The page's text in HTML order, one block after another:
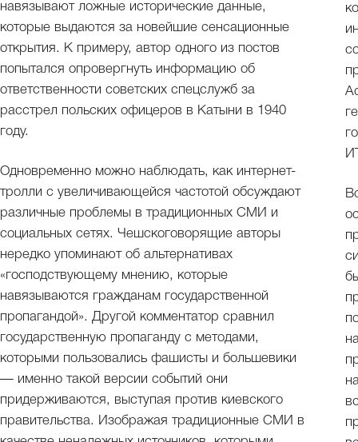
навязывают ложные исторические данные,
которые выдаются за новейшие сенсационные
открытия. К примеру, автор одного из постов
попытался опровергнуть информацию об
ответственности советских спецслужб за
расстрел польских офицеров в Катыни в 1940
году.
Одновременно можно наблюдать, как интернет-
тролли с увеличивающейся частотой обсуждают
различные проблемы в традиционных СМИ и
социальных сетях. Чешскоговорящие авторы
нередко упоминают об альтернативах
«господствующему мнению, которые
навязываются гражданам государственной
пропагандой». Другой комментатор сравнил
государственную пропаганду с методами,
которыми пользовались фашисты и большевики
— именно такой версии событий они
придерживаются, выступая против киевского
правительства. Изображая традиционные СМИ в